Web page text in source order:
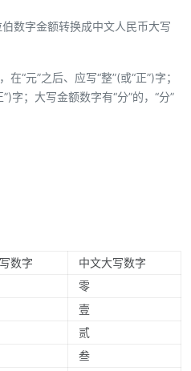
数字金额转换成中文人民币大写
“元”之后、应写“整”(或“正”)字；
字；大写金额数字有“分”的，“分”
数字
中文大写数字
零
壹
贰
叁